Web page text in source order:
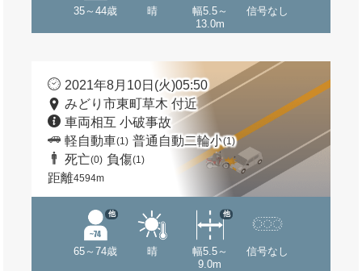
35～44歳 晴
幅5.5～
13.0m
信号なし
2021年8月10日(火)05:50
みどり市東町草木 付近
車両相互 小破事故
軽自動車(1) 普通自動二輪小(1)
死亡(0) 負傷(1)
距離4594m
65～74歳
他
晴
幅5.5～
9.0m
他
信号なし